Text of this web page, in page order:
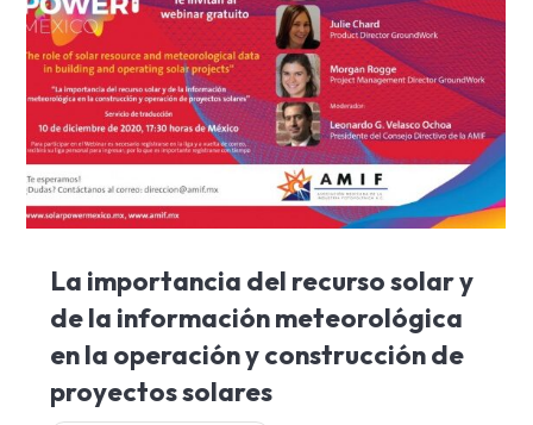
La importancia del recurso solar y
de la información meteorológica
en la operación y construcción de
proyectos solares